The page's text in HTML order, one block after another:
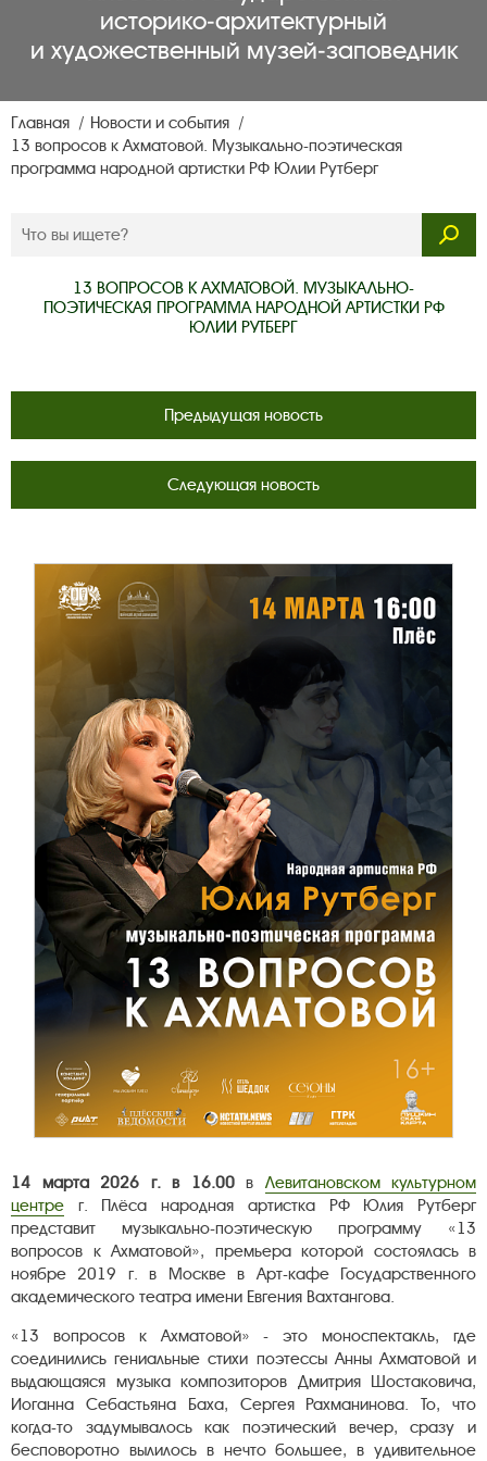
историко‑архитектурный
и художественный музей‑заповедник
Главная
Новости и события
13 вопросов к Ахматовой. Музыкально-поэтическая
программа народной артистки РФ Юлии Рутберг
13 ВОПРОСОВ К АХМАТОВОЙ. МУЗЫКАЛЬНО-
ПОЭТИЧЕСКАЯ ПРОГРАММА НАРОДНОЙ АРТИСТКИ РФ
ЮЛИИ РУТБЕРГ
Предыдущая новость
Следующая новость
14 марта 2026 г. в 16.00в Левитановском культурном
центре г. Плёса народная артистка РФ Юлия Рутберг
представит музыкально-поэтическую программу «13
вопросов к Ахматовой», премьера которой состоялась в
ноябре 2019 г. в Москве в Арт-кафе Государственного
академического театра имени Евгения Вахтангова.
«13 вопросов к Ахматовой» - это моноспектакль, где
соединились гениальные стихи поэтессы Анны Ахматовой и
выдающаяся музыка композиторов Дмитрия Шостаковича,
Иоганна Себастьяна Баха, Сергея Рахманинова. То, что
когда-то задумывалось как поэтический вечер, сразу и
бесповоротно вылилось в нечто большее, в удивительное